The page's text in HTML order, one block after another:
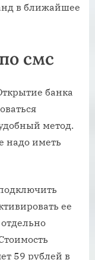
в ближайшее
смс
банка
метод.
надо иметь
ее
59 рублей в